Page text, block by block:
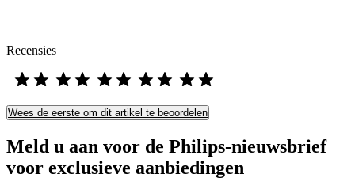
Recensies
Wees de eerste om dit artikel te beoordelen
Meld u aan voor de Philips-nieuwsbrief
voor exclusieve aanbiedingen